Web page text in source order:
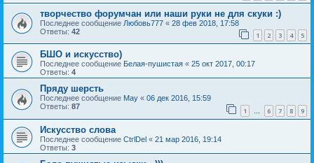
творчество форумчан или наши руки не для скуки :)
Последнее сообщение Любовь777 « 28 фев 2018, 17:58
Ответы: 42 1 2 3 4 5
БШО и искусство)
Последнее сообщение Белая-пушистая « 25 окт 2017, 00:17
Ответы: 4
Пряду шерсть
Последнее сообщение May « 06 дек 2016, 15:59
Ответы: 87 1 … 6 7 8 9
Искусство слова
Последнее сообщение CtrlDel « 21 мар 2016, 19:14
Ответы: 3